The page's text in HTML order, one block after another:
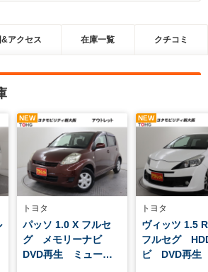
アクセス 在庫一覧 クチコミ
NEW
トヨタ
パッソ 1.0 X フルセ
グ メモリーナビ
DVD再生 ミュージ
NEW
トヨタ
ヴィッツ 1.5
フルセグ
ビ DVD再生